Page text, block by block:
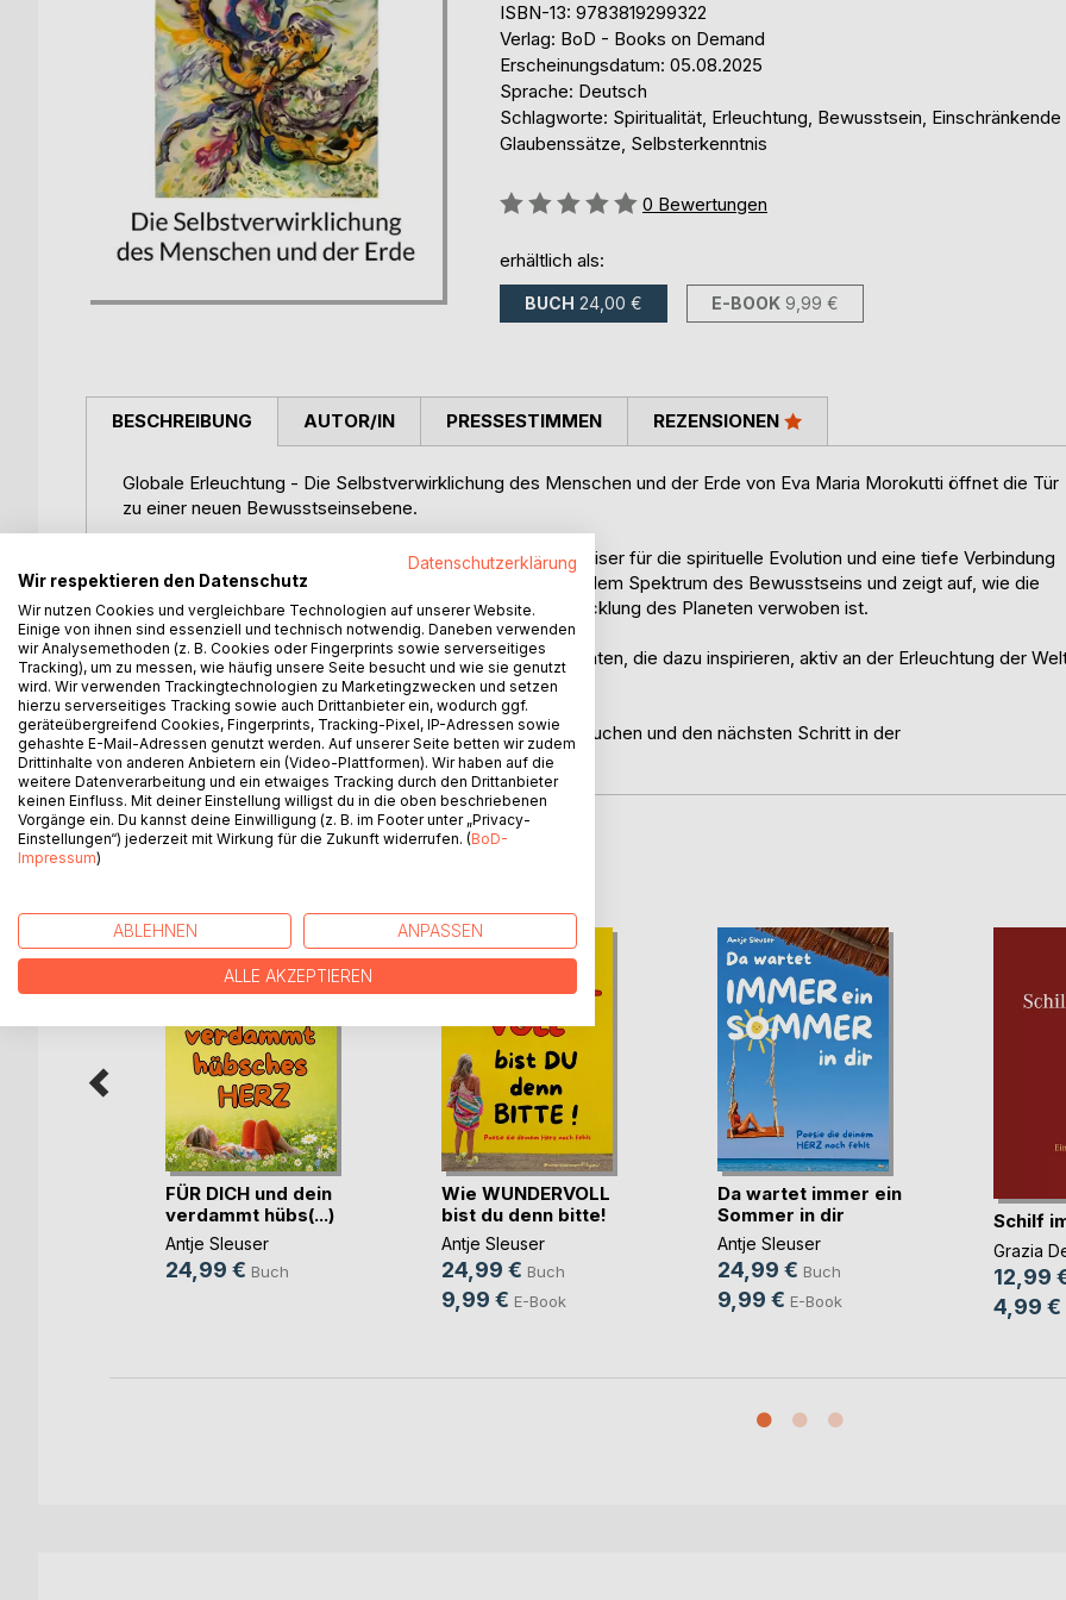
ISBN-13: 9783819299322
Verlag: BoD - Books on Demand
Erscheinungsdatum: 05.08.2025
Sprache: Deutsch
Schlagworte: Spiritualität, Erleuchtung, Bewusstsein, Einschränkende
Glaubenssätze, Selbsterkenntnis
Bewertung::
0 Bewertungen
erhältlich als:
BUCH 24,00 € E-BOOK 9,99 €
BESCHREIBUNG
Globale Erleuchtung - Die Selbstverwirklichung des Menschen und der Erde von Eva Maria Morokutti öffnet die Tür
zu einer neuen Bewusstseinsebene.
Dieses Buch ist eine Botschaft aus dem Licht, ein Wegweiser für die spirituelle Evolution und eine tiefe Verbindung
zwischen Mensch und Erde. Es vereint Erkenntnisse aus dem Spektrum des Bewusstseins und zeigt auf, wie die
individuelle Selbstverwirklichung untrennbar mit der Entwicklung des Planeten verwoben ist.
Die universelle Weisheit entfaltet sich in kraftvollen Einsichten, die dazu inspirieren, aktiv an der Erleuchtung der
mitzuwirken.
Ein Buch für alle, die nach einer erweiterten Perspektive suchen und den nächsten Schritt in der
Bewusstseinsentwicklung gehen möchten.
AUTOR/IN PRESSESTIMMEN REZENSIONEN
WEITERE TITEL BEI
FÜR DICH und dein
verdammt hübs(...)
Antje Sleuser
24,99 € Buch
Wie WUNDERVOLL
bist du denn bitte!
Antje Sleuser
24,99 € Buch
9,99 € E-Book
Da wartet immer ein
Sommer in dir
Antje Sleuser
24,99 € Buch
9,99 € E-Book
Schilf
Grazia
12,99
4,99 €
Datenschutzerklärung
Wir respektieren den Datenschutz
Wir nutzen Cookies und vergleichbare Technologien auf unserer Website.
Einige von ihnen sind essenziell und technisch notwendig. Daneben verwenden
wir Analysemethoden (z. B. Cookies oder Fingerprints sowie serverseitiges
Tracking), um zu messen, wie häufig unsere Seite besucht und wie sie genutzt
wird. Wir verwenden Trackingtechnologien zu Marketingzwecken und setzen
hierzu serverseitiges Tracking sowie auch Drittanbieter ein, wodurch ggf.
geräteübergreifend Cookies, Fingerprints, Tracking-Pixel, IP-Adressen sowie
gehashte E-Mail-Adressen genutzt werden. Auf unserer Seite betten wir zudem
Drittinhalte von anderen Anbietern ein (Video-Plattformen). Wir haben auf die
weitere Datenverarbeitung und ein etwaiges Tracking durch den Drittanbieter
keinen Einfluss. Mit deiner Einstellung willigst du in die oben beschriebenen
Vorgänge ein. Du kannst deine Einwilligung (z. B. im Footer unter „Privacy-
Einstellungen“) jederzeit mit Wirkung für die Zukunft widerrufen. (BoD-
Impressum)
ABLEHNEN ANPASSEN
ALLE AKZEPTIEREN